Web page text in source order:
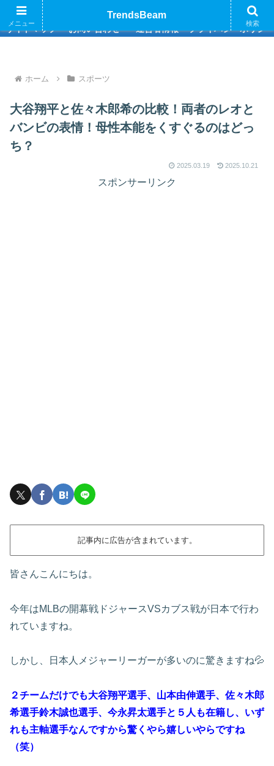
巷のトレンド情報をお届けいたします
サイトマップ お問い合わせ 運営者情報 プライバシーポリシー
ホーム スポーツ
大谷翔平と佐々木郎希の比較！両者のレオと
バンビの表情！母性本能をくすぐるのはどっ
ち？
2025.03.19 2025.10.21
スポンサーリンク
記事内に広告が含まれています。
皆さんこんにちは。
今年はMLBの開幕戦ドジャースVSカブス戦が日本で行わ
れていますね。
しかし、日本人メジャーリーガーが多いのに驚きますね💦
２チームだけでも大谷翔平選手、山本由伸選手、佐々木郎
希選手鈴木誠也選手、今永昇太選手と５人も在籍し、いず
れも主軸選手なんですから驚くやら嬉しいやらですね
（笑）
メニュー
TrendsBeam
検索